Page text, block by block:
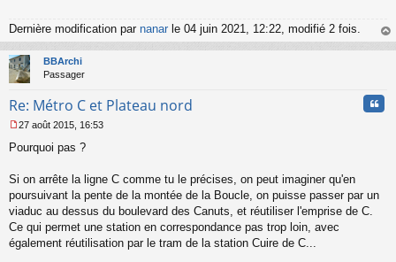
Dernière modification par nanar le 04 juin 2021, 12:22, modifié 2 fois.
au
BBArchi
Passager
Re: Métro C et Plateau nord
e
g
e
n
o
27 août 2015, 16:53
Pourquoi pas ?
Si on arrête la ligne C comme tu le précises, on peut imaginer qu'en
poursuivant la pente de la montée de la Boucle, on puisse passer par un
viaduc au dessus du boulevard des Canuts, et réutiliser l'emprise de C.
Ce qui permet une station en correspondance pas trop loin, avec
également réutilisation par le tram de la station Cuire de C...